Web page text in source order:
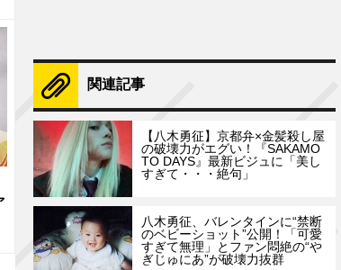
関連記事
【八木勇征】京都弁×金髪殺し屋
の破壊力がエグい！『SAKAMO
TO DAYS』最新ビジュに「美し
すぎて・・・絶句」
八木勇征、バレンタインに“禁断
のベビーショット”公開！「可愛
すぎて無理」とファン悶絶の“や
ぎじゅにあ”が破壊力抜群